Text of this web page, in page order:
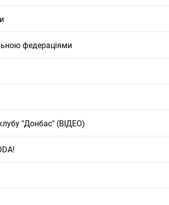
федераціями
"Донбас" (ВІДЕО)